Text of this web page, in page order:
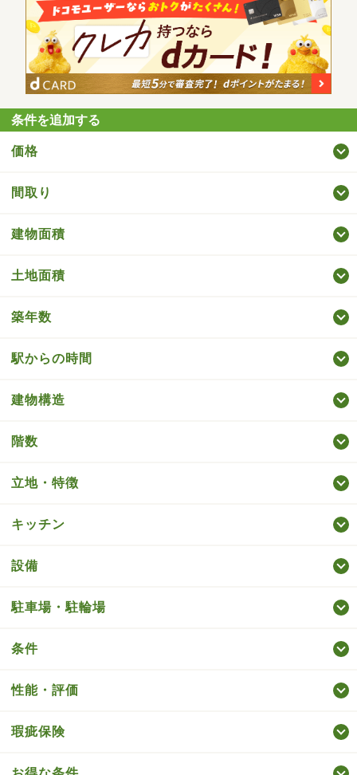
条件を追加する
価格
間取り
建物面積
土地面積
築年数
駅からの時間
建物構造
階数
立地・特徴
キッチン
設備
駐車場・駐輪場
条件
性能・評価
瑕疵保険